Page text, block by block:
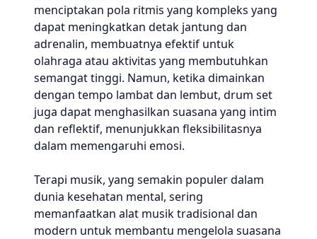
menciptakan pola ritmis yang kompleks yang
dapat meningkatkan detak jantung dan
adrenalin, membuatnya efektif untuk
olahraga atau aktivitas yang membutuhkan
semangat tinggi. Namun, ketika dimainkan
dengan tempo lambat dan lembut, drum set
juga dapat menghasilkan suasana yang intim
dan reflektif, menunjukkan fleksibilitasnya
dalam memengaruhi emosi.
Terapi musik, yang semakin populer dalam
dunia kesehatan mental, sering
memanfaatkan alat musik tradisional dan
modern untuk membantu mengelola suasana